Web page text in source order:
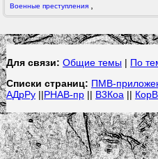
Военные преступления
Для связи: Общие темы | По
Списки страниц: ПМВ-
АДрРу||РНАВ-пр|| В3Коа ||